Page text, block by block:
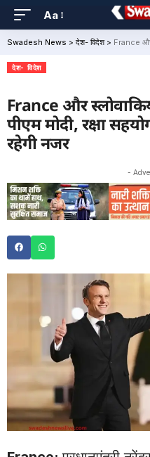
Aa
Swadesh News > देश- विदेश> France और
देश- विदेश
France और
पीएम मोदी, रक्षा
रहेगी नजर
-